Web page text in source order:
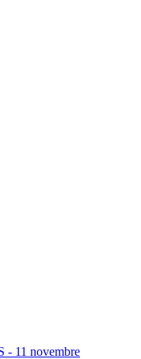
- 11 novembre